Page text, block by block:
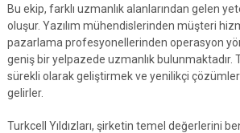
Bu ekip, farklı uzmanlık alanlarından gelen
oluşur. Yazılım mühendislerinden müşteri
pazarlama profesyonellerinden operasyon
geniş bir yelpazede uzmanlık bulunmaktadır.
sürekli olarak geliştirmek ve yenilikçi
gelirler.
Turkcell Yıldızları, şirketin temel değerlerini